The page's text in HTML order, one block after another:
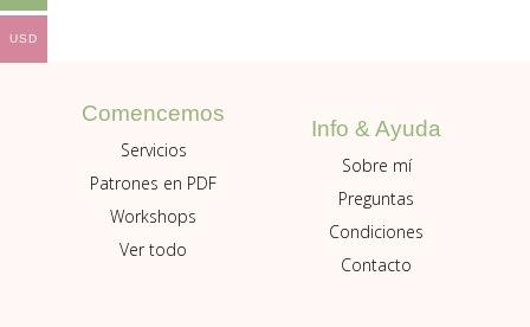
Comencemos
Servicios
Patrones en PDF
Workshops
Ver todo
Info & Ayuda
Sobre mí
Preguntas
Condiciones
Contacto
USD